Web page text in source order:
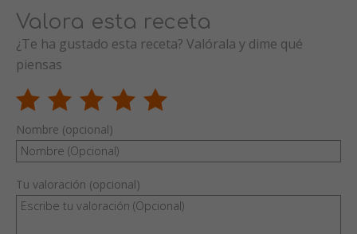
Valora esta receta
¿Te ha gustado esta receta? Valórala y dime qué
piensas
Nombre (opcional)
Tu valoración (opcional)